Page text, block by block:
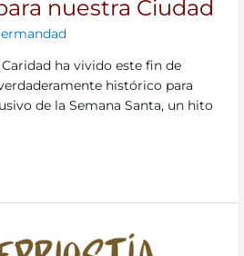
nuestra Ciudad
ha vivido este fin de
histórico para
de la Semana Santa, un hito